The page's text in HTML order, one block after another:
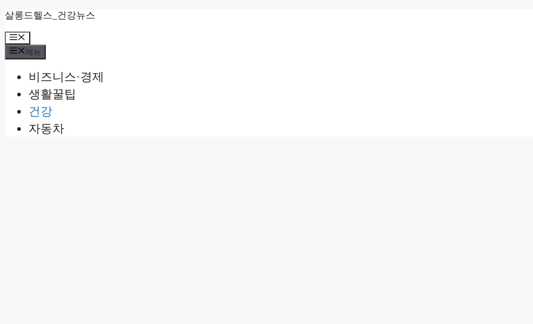
컨
츠
로
살롱드헬스_건강뉴스
메
뉴
메뉴
비즈니스·경제
생활꿀팁
건강
자동차